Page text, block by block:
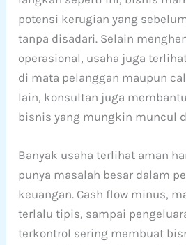
potensi kerugian yang
tanpa disadari. Selain
operasional, usaha juga
di mata pelanggan maupun
lain, konsultan juga
bisnis yang mungkin muncul
Banyak usaha terlihat aman
punya masalah besar dalam
keuangan. Cash flow minus,
terlalu tipis, sampai
terkontrol sering membuat